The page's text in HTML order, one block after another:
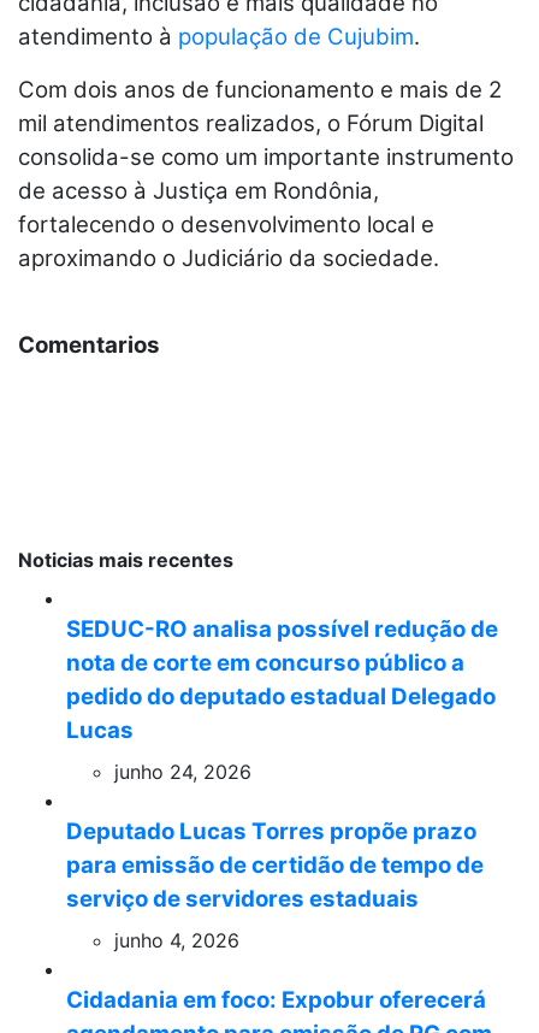
atendimento à população de Cujubim.
Com dois anos de funcionamento e mais de 2
mil atendimentos realizados, o Fórum Digital
consolida-se como um importante instrumento
de acesso à Justiça em Rondônia,
fortalecendo o desenvolvimento local e
aproximando o Judiciário da sociedade.
Comentarios
Noticias mais recentes
SEDUC-RO analisa possível redução de
nota de corte em concurso público a
pedido do deputado estadual Delegado
Lucas
junho 24, 2026
Deputado Lucas Torres propõe prazo
para emissão de certidão de tempo de
serviço de servidores estaduais
junho 4, 2026
Cidadania em foco: Expobur oferecerá